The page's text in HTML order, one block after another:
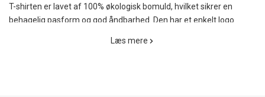
T-shirten er lavet af 100% økologisk bomuld, hvilket sikrer en
behagelig pasform og god åndbarhed. Den har et enkelt logo
Læs mere